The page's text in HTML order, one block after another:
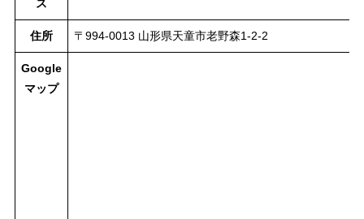
ス
住所 〒994-0013 山形県天童市老野森1-2-2
Google
マップ